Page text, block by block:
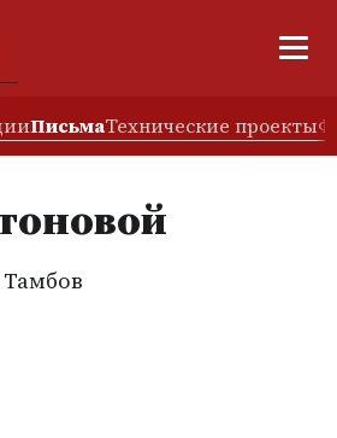
ПисьмаТехнические проекты
Тамбов